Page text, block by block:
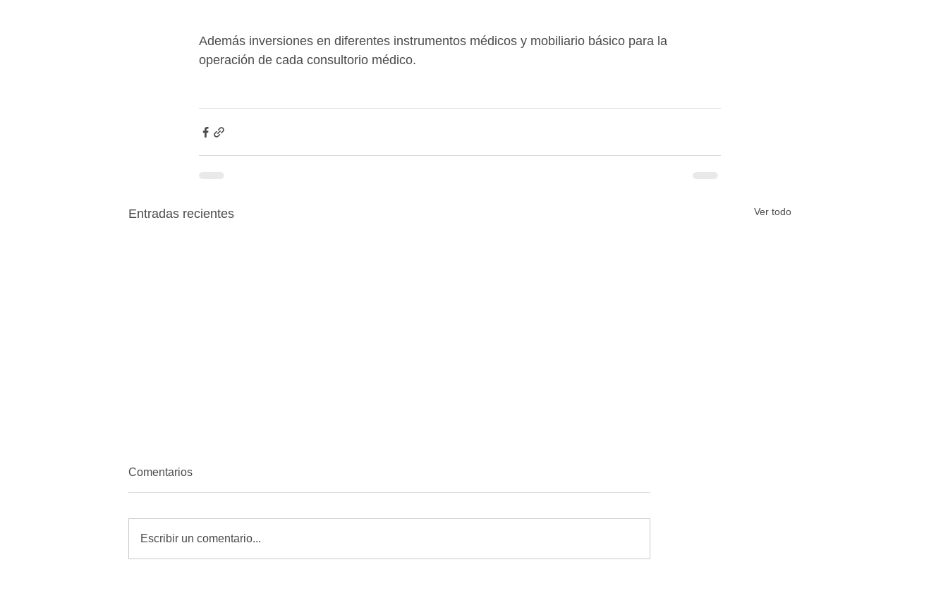
Además inversiones en diferentes instrumentos médicos y mobiliario básico para la
operación de cada consultorio médico.
Entradas recientes Ver todo
Comentarios
Escribir un comentario...